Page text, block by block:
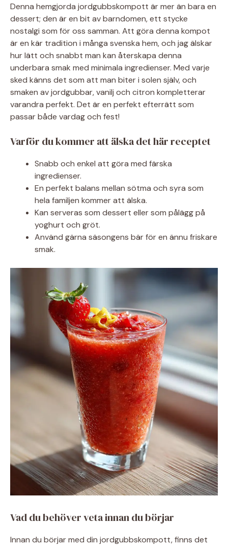
Denna hemgjorda jordgubbskompott är mer än bara en
dessert; den är en bit av barndomen, ett stycke
nostalgi som för oss samman. Att göra denna kompot
är en kär tradition i många svenska hem, och jag älskar
hur lätt och snabbt man kan återskapa denna
underbara smak med minimala ingredienser. Med varje
sked känns det som att man biter i solen själv, och
smaken av jordgubbar, vanilj och citron kompletterar
varandra perfekt. Det är en perfekt efterrätt som
passar både vardag och fest!
Varför du kommer att älska det här receptet
Snabb och enkel att göra med färska
ingredienser.
En perfekt balans mellan sötma och syra som
hela familjen kommer att älska.
Kan serveras som dessert eller som pålägg på
yoghurt och gröt.
Använd gärna säsongens bär för en ännu friskare
smak.
Vad du behöver veta innan du börjar
Innan du börjar med din jordgubbskompott, finns det